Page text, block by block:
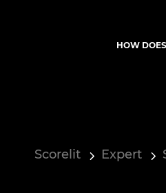
HOW
Scorelit Expert